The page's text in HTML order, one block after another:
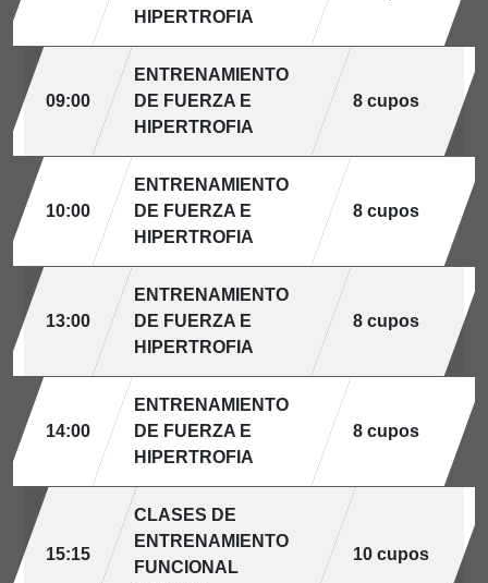
HIPERTROFIA
09:00
ENTRENAMIENTO
DE FUERZA E
HIPERTROFIA
8 cupos
10:00
ENTRENAMIENTO
DE FUERZA E
HIPERTROFIA
8 cupos
13:00
ENTRENAMIENTO
DE FUERZA E
HIPERTROFIA
8 cupos
14:00
ENTRENAMIENTO
DE FUERZA E
HIPERTROFIA
8 cupos
15:15
CLASES DE
ENTRENAMIENTO
FUNCIONAL
10 cupos